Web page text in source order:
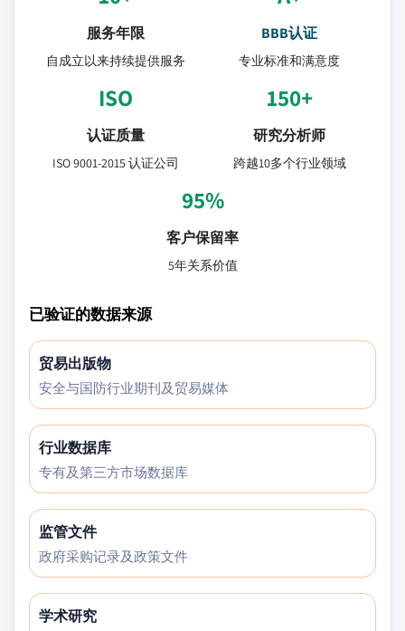
服务年限
自成立以来持续提供服务
BBB认证
专业标准和满意度
ISO
认证质量
ISO 9001-2015 认证公司
150+
研究分析师
跨越10多个行业领域
95%
客户保留率
5年关系价值
已验证的数据来源
贸易出版物
安全与国防行业期刊及贸易媒体
行业数据库
专有及第三方市场数据库
监管文件
政府采购记录及政策文件
学术研究